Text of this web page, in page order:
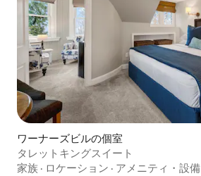
ワーナーズビルの個室
タレットキングスイート
家族 · ロケーション · アメニティ・設備